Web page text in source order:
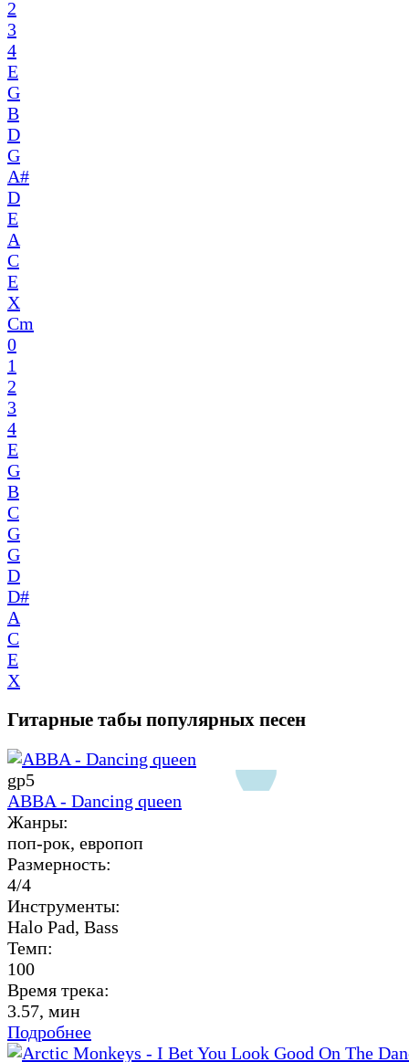
2
3
4
E
G
B
D
G
A#
D
E
A
C
E
X
Cm
0
1
2
3
4
E
G
B
C
G
G
D
D#
A
C
E
X
Гитарные табы популярных песен
gp5
ABBA - Dancing queen
Жанры:
поп-рок, европоп
Размерность:
4/4
Инструменты:
Halo Pad, Bass
Темп:
100
Время трека:
3.57, мин
Подробнее